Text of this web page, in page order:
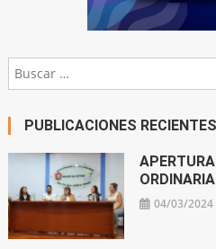
PUBLICACIONES RECIENTES
04/03/2024